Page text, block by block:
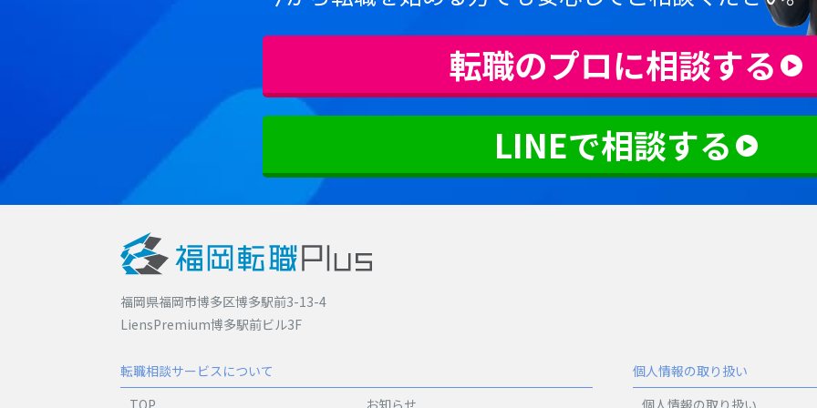
転職のプロに相談する
LINEで相談する
福岡県福岡市博多区博多駅前3-13-4
LiensPremium博多駅前ビル3F
転職相談サービスについて
個人情報の取り扱い